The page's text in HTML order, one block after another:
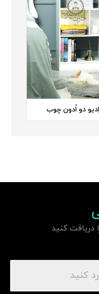
دو اُدون چوب
دریافت کنید